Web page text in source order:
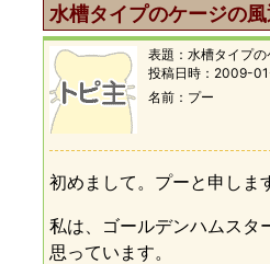
水槽タイプのケージの風
表題： 水槽タイプの
投稿日時： 2009-
名前
プー
初めまして。プーと申しま
私は、ゴールデンハムスタ
思っています。